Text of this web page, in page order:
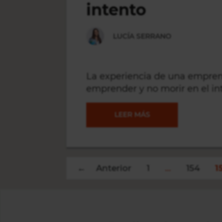
DE
intento
LUCÍA SERRANO
La experiencia de una
emprender y no morir en el
LEER MÁS EMPRENDER
← Anterior 154